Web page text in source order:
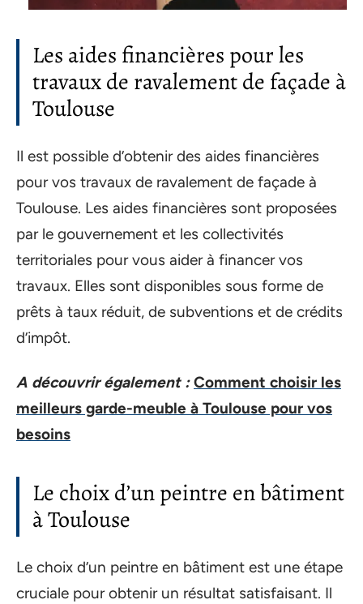
Les aides financières pour les
travaux de ravalement de façade à
Toulouse
Il est possible d’obtenir des aides financières
pour vos travaux de ravalement de façade à
Toulouse. Les aides financières sont proposées
par le gouvernement et les collectivités
territoriales pour vous aider à financer vos
travaux. Elles sont disponibles sous forme de
prêts à taux réduit, de subventions et de crédits
d’impôt.
A découvrir également : Comment choisir les
meilleurs garde-meuble à Toulouse pour vos
besoins
Le choix d’un peintre en bâtiment
à Toulouse
Le choix d’un peintre en bâtiment est une étape
cruciale pour obtenir un résultat satisfaisant. Il